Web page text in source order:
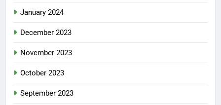
January 2024
December 2023
November 2023
October 2023
September 2023